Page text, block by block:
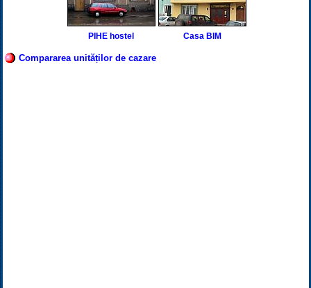
PIHE hostel Casa BIM
Compararea unităților de cazare